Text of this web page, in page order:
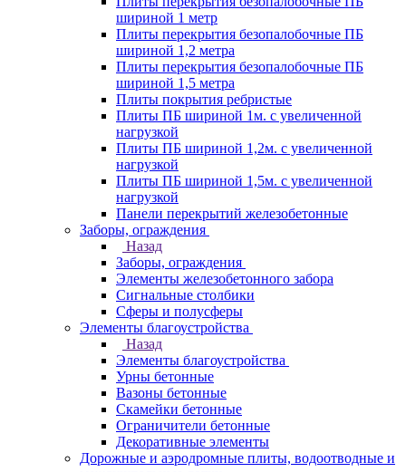
шириной 1 метр
Плиты перекрытия безопалобочные ПБ
шириной 1,2 метра
Плиты перекрытия безопалобочные ПБ
шириной 1,5 метра
Плиты покрытия ребристые
Плиты ПБ шириной 1м. с увеличенной
нагрузкой
Плиты ПБ шириной 1,2м. с увеличенной
нагрузкой
Плиты ПБ шириной 1,5м. с увеличенной
нагрузкой
Панели перекрытий железобетонные
Заборы, ограждения
Назад
Заборы, ограждения
Элементы железобетонного забора
Сигнальные столбики
Сферы и полусферы
Элементы благоустройства
Назад
Элементы благоустройства
Урны бетонные
Вазоны бетонные
Скамейки бетонные
Ограничители бетонные
Декоративные элементы
Дорожные и аэродромные плиты, водоотводные и